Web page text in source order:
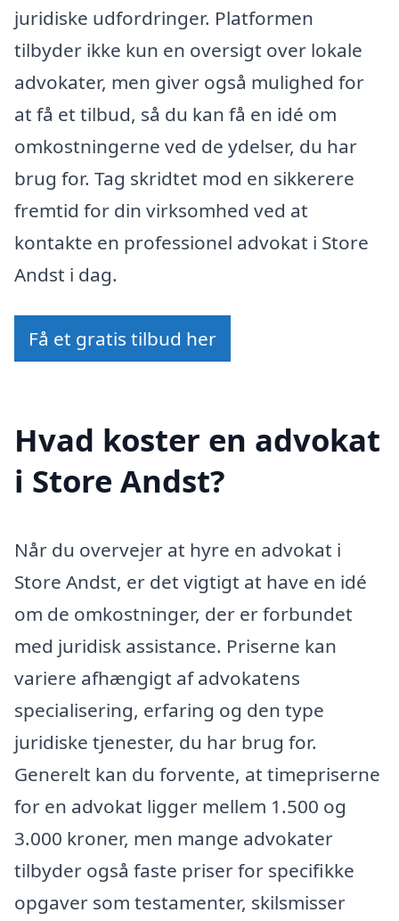
juridiske udfordringer. Platformen
tilbyder ikke kun en oversigt over lokale
advokater, men giver også mulighed for
at få et tilbud, så du kan få en idé om
omkostningerne ved de ydelser, du har
brug for. Tag skridtet mod en sikkerere
fremtid for din virksomhed ved at
kontakte en professionel advokat i Store
Andst i dag.
Få et gratis tilbud her
Hvad koster en advokat
i Store Andst?
Når du overvejer at hyre en advokat i
Store Andst, er det vigtigt at have en idé
om de omkostninger, der er forbundet
med juridisk assistance. Priserne kan
variere afhængigt af advokatens
specialisering, erfaring og den type
juridiske tjenester, du har brug for.
Generelt kan du forvente, at timepriserne
for en advokat ligger mellem 1.500 og
3.000 kroner, men mange advokater
tilbyder også faste priser for specifikke
opgaver som testamenter, skilsmisser